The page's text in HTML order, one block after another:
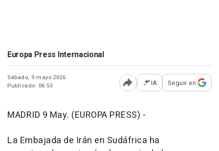
Europa Press Internacional
Sábado, 9 mayo 2026
Publicado: 06:53
Abrir opciones para
IA Seguir en
MADRID 9 May. (EUROPA PRESS) -
La Embajada de Irán en Sudáfrica ha